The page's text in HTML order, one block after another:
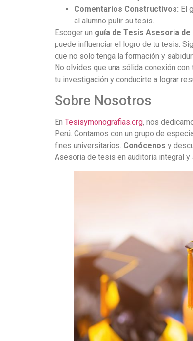
Comentarios Constructivos: El
al alumno pulir su tesis.
Escoger un guía de Tesis Asesoria
puede influenciar el logro de tu tesis.
que no solo tenga la formación y
No olvides que una sólida conexión
tu investigación y conducirte a lograr
Sobre Nosotros
En Tesisymonografias.org, nos
Perú. Contamos con un grupo de
fines universitarios. Conócenos y
Asesoria de tesis en auditoria integral y